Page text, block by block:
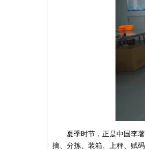
夏季时节，正是中国李
摘、分拣、装箱、上秤、赋